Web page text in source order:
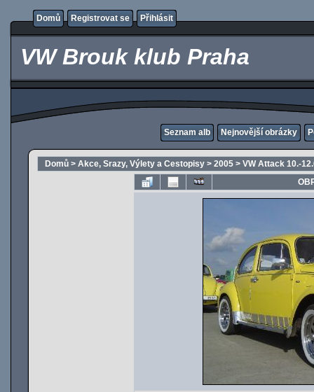
Domů Registrovat se Přihlásit
VW Brouk klub Praha
Seznam alb Nejnovější obrázky
Domů > Akce, Srazy, Výlety a Cestopisy > 2005 > VW Attack 10.-